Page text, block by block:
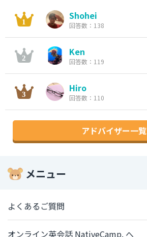
Shohei
回答数：138
Ken
回答数：119
Hiro
回答数：110
アドバイザー一覧
メニュー
よくあるご質問
オンライン英会話 NativeCamp. へ